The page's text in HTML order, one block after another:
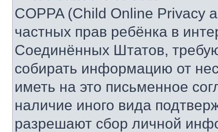
COPPA (Child Online Privacy
частных прав ребёнка в
Соединённых Штатов,
собирать информацию от
иметь на это письменное
наличие иного вида
разрешают сбор личной